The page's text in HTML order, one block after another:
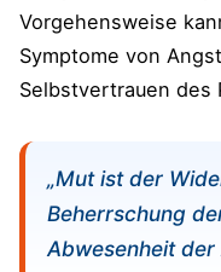
Vorgehensweise
Symptome von
Selbstvertrauen des
„Mut ist der
Beherrschung
Abwesenheit der